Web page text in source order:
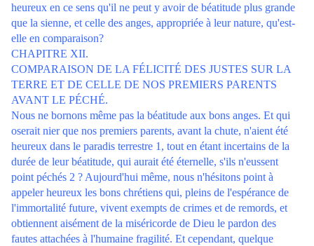
heureux en ce sens qu'il ne peut y avoir de béatitude plus grande
que la sienne, et celle des anges, appropriée à leur nature, qu'est-
elle en comparaison?
CHAPITRE XII.
COMPARAISON DE LA FÉLICITÉ DES JUSTES SUR LA
TERRE ET DE CELLE DE NOS PREMIERS PARENTS
AVANT LE PÉCHÉ.
Nous ne bornons même pas la béatitude aux bons anges. Et qui
oserait nier que nos premiers parents, avant la chute, n'aient été
heureux dans le paradis terrestre 1, tout en étant incertains de la
durée de leur béatitude, qui aurait été éternelle, s'ils n'eussent
point péchés 2 ? Aujourd'hui même, nous n'hésitons point à
appeler heureux les bons chrétiens qui, pleins de l'espérance de
l'immortalité future, vivent exempts de crimes et de remords, et
obtiennent aisément de la miséricorde de Dieu le pardon des
fautes attachées à l'humaine fragilité. Et cependant, quelque